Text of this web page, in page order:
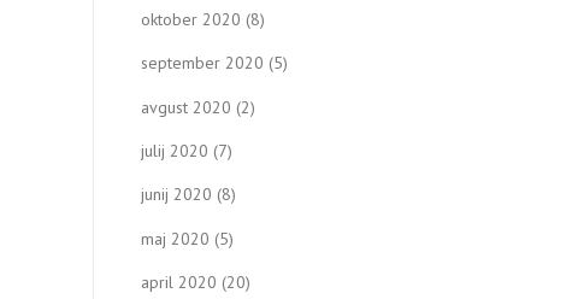
oktober 2020 (8)
september 2020 (5)
avgust 2020 (2)
julij 2020 (7)
junij 2020 (8)
maj 2020 (5)
april 2020 (20)